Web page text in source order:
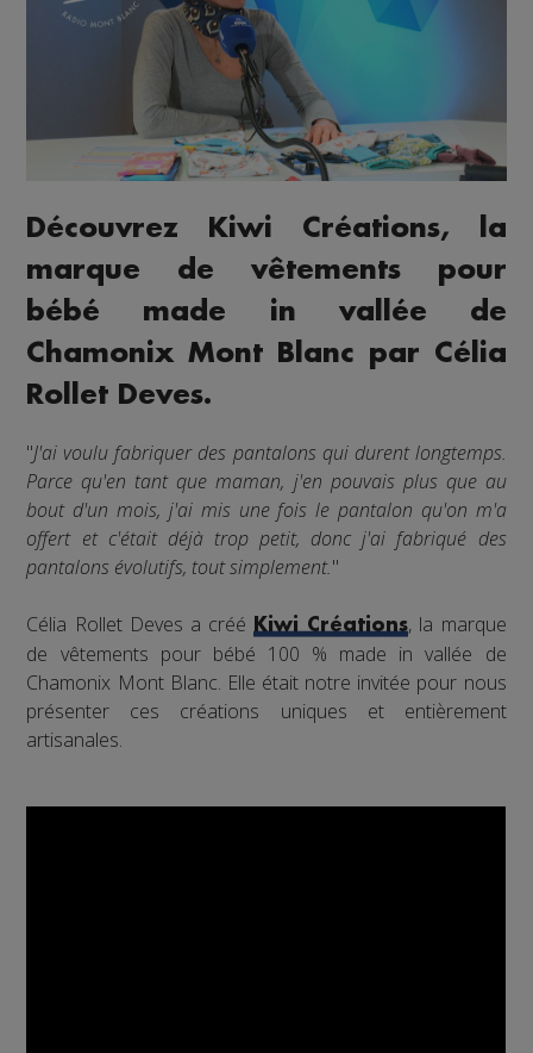
Découvrez Kiwi Créations, la
marque de vêtements pour
bébé made in vallée de
Chamonix Mont Blanc par Célia
Rollet Deves.
"J'ai voulu fabriquer des pantalons qui durent longtemps.
Parce qu'en tant que maman, j'en pouvais plus que au
bout d'un mois, j'ai mis une fois le pantalon qu'on m'a
offert et c'était déjà trop petit, donc j'ai fabriqué des
pantalons évolutifs, tout simplement."
Célia Rollet Deves a créé Kiwi Créations, la marque
de vêtements pour bébé 100 % made in vallée de
Chamonix Mont Blanc. Elle était notre invitée pour nous
présenter ces créations uniques et entièrement
artisanales.